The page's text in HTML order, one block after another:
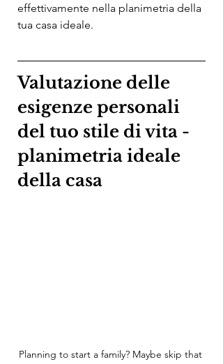
effettivamente nella planimetria della
tua casa ideale.
Valutazione delle
esigenze personali
del tuo stile di vita -
planimetria ideale
della casa
Planning to start a family? Maybe skip that